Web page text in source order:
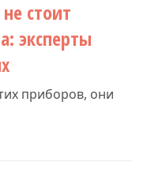
стоит
эксперты
приборов, они